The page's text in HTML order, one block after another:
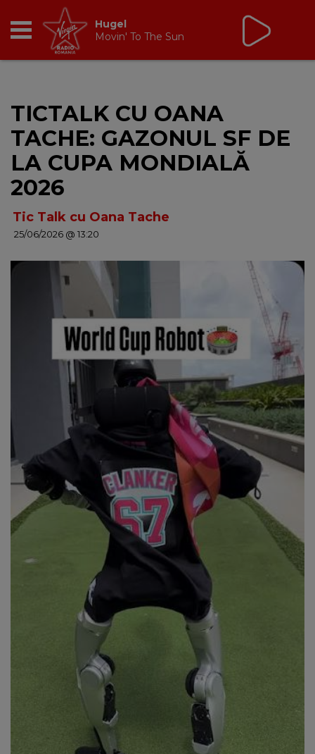
BREAKFAST
TIC TALK
CÂȘTIGĂ
HOT 30
DANCEFLOOR CHART
RADIO ACADEMY
CONTUL MEU
Tic Talk
cu Oana Tache
10:00 - 13:00
TICTALK CU OANA
TACHE: GAZONUL SF DE
LA CUPA MONDIALĂ
2026
Tic Talk cu Oana Tache
25/06/2026 @ 13:20